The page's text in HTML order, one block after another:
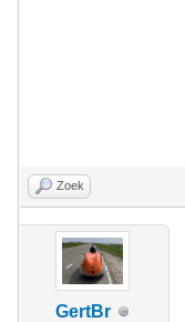
Zoek
GertBr